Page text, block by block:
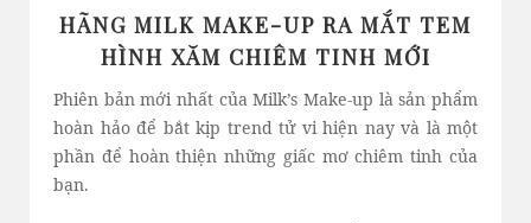
HÃNG MILK MAKE-UP RA MẮT TEM
HÌNH XĂM CHIÊM TINH MỚI
Phiên bản mới nhất của Milk’s Make-up là sản phẩm
hoàn hảo để bắt kịp trend tử vi hiện nay và là một
phần để hoàn thiện những giấc mơ chiêm tinh của
bạn.